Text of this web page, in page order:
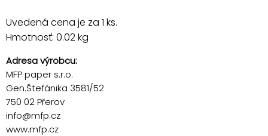
Uvedená cena je za 1 ks.
Hmotnosť: 0.02 kg
Adresa výrobcu:
MFP paper s.r.o.
Gen.Štefánika 3581/52
750 02 Přerov
info@mfp.cz
www.mfp.cz